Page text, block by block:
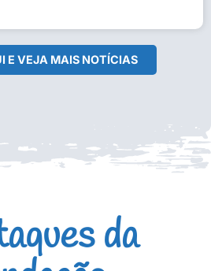
E VEJA MAIS NOTÍCIAS
da